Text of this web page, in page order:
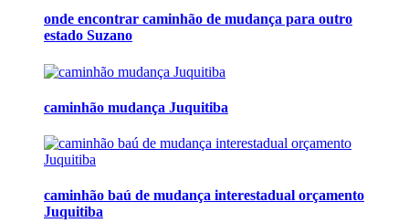
onde encontrar caminhão de mudança para outro
estado Suzano
caminhão mudança Juquitiba
caminhão baú de mudança interestadual orçamento
Juquitiba